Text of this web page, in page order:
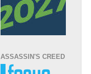
ASSASSIN'S CREED